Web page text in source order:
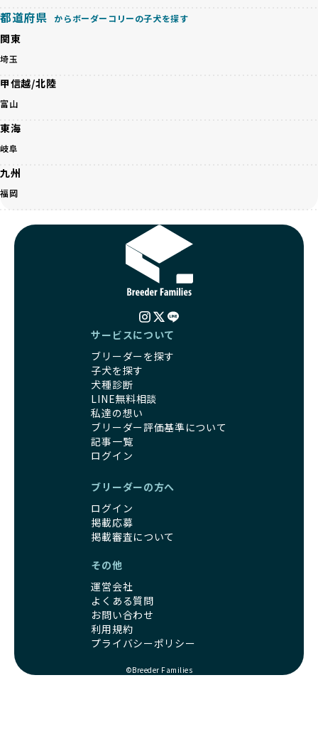
支えることができます。
身ともに健康に育つための環境づくりに全力を注いでいま
す。
考えられた食事、子犬がのびのびと動ける適度な運動環境、
さらに獣医師と連携した健康管理まで徹底しています。
気で健康なスタートを切れることが大きな魅力です。
子犬の社会性は、家庭でのしつけをスムーズにする重要なポ
犬、人との触れ合いの時間をしっかり確保し、子犬が自然に
す。
家庭に迎えたその日から、すでに社会性の基盤ができている
ため、新しい環境にもスムーズに適応できます。
これにより、飼い主さんにとっても安心してスタートできる
と経験を持っています。そのため、子犬を迎えた後の健康管
理やしつけ、生活スタイルに合わせた育て方について、丁寧
なアドバイスを受けられます。「この犬種ならではの特徴
は？」「食事はどうしたらいい？」など、疑問や悩みがあれ
ば、専門的な視点から解決のヒントをもらえるのも安心でき
るポイントです。
BreederFamiliesでは、すべてのブリーダーが厳しい基準を
クリアした方々だけです。運営チームがブリーダーに直接ヒ
アリングを行い、現地確認を経て透明性の高い情報を公開し
管理体制、社会性の取り組みといった客観的なデータを基に
子犬のお迎えまでのやりとりに不安を感じる方も多いかもし
れませんが、BreederFamiliesならその心配は無用です。
運営チームがブリーダーとのやりとりを全面的にサポートし
ます。不明点やトラブルが発生した場合も迅速に対応するた
め、安心してお迎え準備を進められます。
さらに、LINEでの無料相談も提供しており、気軽に質問でき
るのもBreederFamiliesならではの魅力です。
BreederFamiliesは、厳しい基準と徹底した審査プロセスを
通じて「ワンちゃんに優しい世界を創る」ことを目指してい
ます。単なる仲介サービスを超え、ワンちゃんの健康と幸
福、飼い主様の安心を第一に考えるプラットフォームとし
ます。
優良ブリーダーは、こうした流行に流されず、ワンちゃんの
健康を最優先に考えています。特に小さいワンちゃんやレア
カラーの子犬を販売する場合は、健康リスクを十分に理解
し、飼い主にそのリスクについて丁寧に説明しています。食
事管理もしっかり行い、成長に必要な栄養を確保するなど、
ワンちゃんの健康を第一にした繁殖を心がけています。
「見た目以上に健康重視」の詳細はこちら
引退犬とは、繁殖期を終えたワンちゃんたちのことを指しま
す。
優良ブリーダーは、引退犬も家族の一員として、彼らの幸せ
を願っています。よって、引退後も自宅で飼育を続けるか、
信頼できる相手に譲渡するなど、ワンちゃんが幸せに暮らせ
るように配慮します。
一方、営利優先ブリーダーは引退犬を「コスト」として考
え、早く手放すことを考えます。場合によっては、悪徳保護
団体に引き渡されることもあり、ワンちゃんの生活が不安定
になる可能性が高まります。
を見分けるポイントとなります。
「引退犬も大切に」の詳細はこちら
社会化とは、ワンちゃんが人間や他の犬、日常の環境にスム
ーズに適応できるようにするプロセスです。ワンちゃんの社
会化は、生後3週間から12週間頃の「社会化期」と呼ばれる
時期が特に重要です。この期間は、ブリーダーが飼育してい
る時期と重なるため、ワンちゃんが人や他の犬、家庭環境に
対して適応力を高めるための基礎を築く貴重な機会となりま
他の犬との遊び、人や日常的な家庭環境への慣れを促すこと
で社会化を進めています。これにより、新しい家族に迎えら
れた後もストレスなく過ごせるようサポートします。
営利優先ブリーダーは、母犬から早期に分離し、ケージ内で
の生活が中心となるため、ワンちゃんが他の犬や人と触れ合
こうしたワンちゃんは、家庭環境に適応しづらくなるリスク
「社会化にこだわる」の詳細はこちら
出産は母犬にとって大きな負担がかかる命がけの行為であ
り、その健康状態が子犬にも影響を与えます。出産時に母犬
が健康であることは、母犬自身の負担を軽減するだけでな
く、生まれてくる子犬の健康や成長にも大きく影響します。
都道府県 からボーダーコリーの子犬を探す
関東
埼玉
甲信越/北陸
富山
東海
岐阜
九州
福岡
サービスについて
ブリーダーを探す
子犬を探す
犬種診断
LINE無料相談
私達の想い
ブリーダー評価基準について
記事一覧
ログイン
ブリーダーの方へ
ログイン
掲載応募
掲載審査について
その他
運営会社
よくある質問
お問い合わせ
利用規約
プライバシーポリシー
©Breeder Families